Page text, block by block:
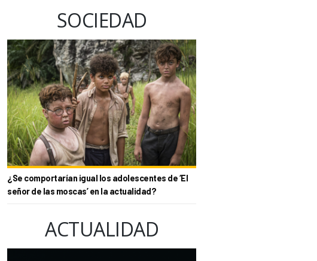
SOCIEDAD
¿Se comportarían igual los adolescentes de ‘El
señor de las moscas’ en la actualidad?
ACTUALIDAD